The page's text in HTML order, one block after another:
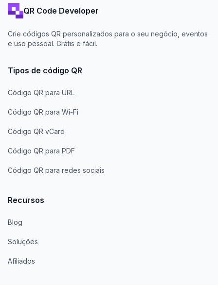
QR Code Developer
Crie códigos QR personalizados para o seu negócio, eventos
e uso pessoal. Grátis e fácil.
Tipos de código QR
Código QR para URL
Código QR para Wi-Fi
Código QR vCard
Código QR para PDF
Código QR para redes sociais
Recursos
Blog
Soluções
Afiliados